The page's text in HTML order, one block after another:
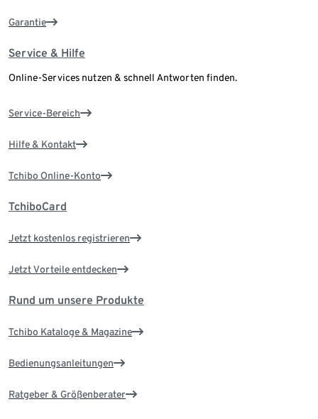
Garantie
Service & Hilfe
Online-Services nutzen & schnell Antworten finden.
Service-Bereich
Hilfe & Kontakt
Tchibo Online-Konto
TchiboCard
Jetzt kostenlos registrieren
Jetzt Vorteile entdecken
Rund um unsere Produkte
Tchibo Kataloge & Magazine
Bedienungsanleitungen
Ratgeber & Größenberater